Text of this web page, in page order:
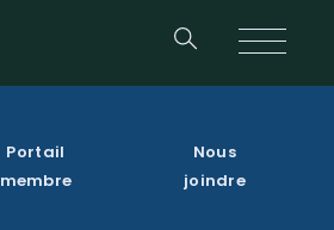
Portail
membre
Nous
joindre